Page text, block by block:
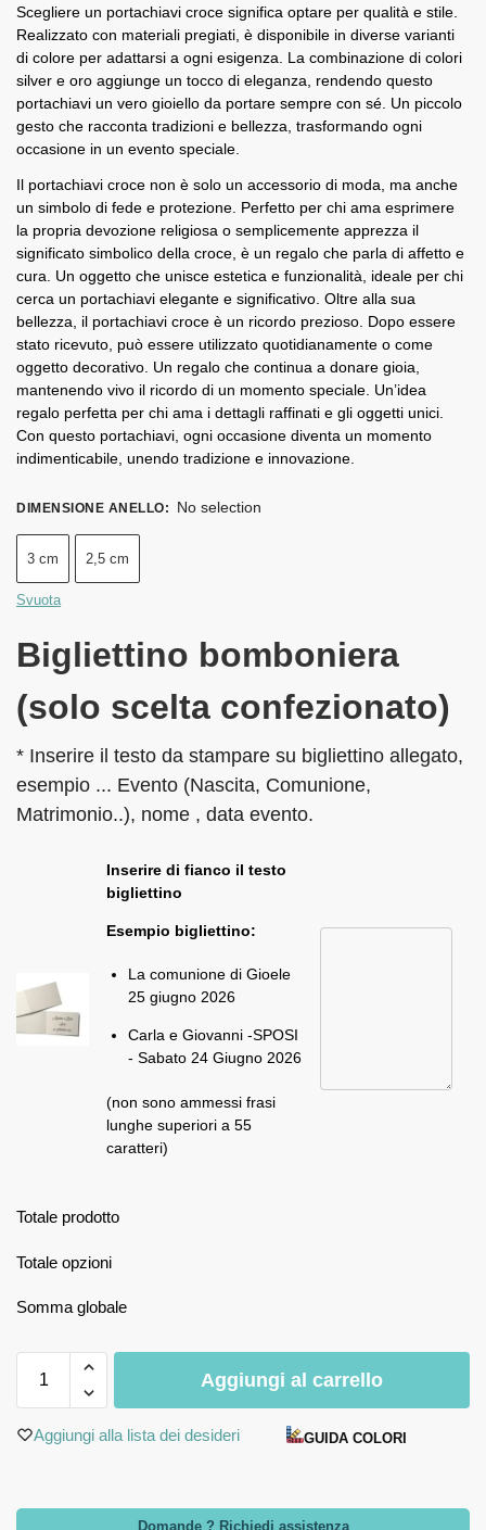
Scegliere un portachiavi croce significa optare per qualità e stile.
Realizzato con materiali pregiati, è disponibile in diverse varianti
di colore per adattarsi a ogni esigenza. La combinazione di colori
silver e oro aggiunge un tocco di eleganza, rendendo questo
portachiavi un vero gioiello da portare sempre con sé. Un piccolo
gesto che racconta tradizioni e bellezza, trasformando ogni
occasione in un evento speciale.
Il portachiavi croce non è solo un accessorio di moda, ma anche
un simbolo di fede e protezione. Perfetto per chi ama esprimere
la propria devozione religiosa o semplicemente apprezza il
significato simbolico della croce, è un regalo che parla di affetto e
cura. Un oggetto che unisce estetica e funzionalità, ideale per chi
cerca un portachiavi elegante e significativo. Oltre alla sua
bellezza, il portachiavi croce è un ricordo prezioso. Dopo essere
stato ricevuto, può essere utilizzato quotidianamente o come
oggetto decorativo. Un regalo che continua a donare gioia,
mantenendo vivo il ricordo di un momento speciale. Un’idea
regalo perfetta per chi ama i dettagli raffinati e gli oggetti unici.
Con questo portachiavi, ogni occasione diventa un momento
indimenticabile, unendo tradizione e innovazione.
DIMENSIONE ANELLO: No selection
3 cm 2,5 cm
Svuota
Bigliettino bomboniera
(solo scelta confezionato)
* Inserire il testo da stampare su bigliettino allegato,
esempio ... Evento (Nascita, Comunione,
Matrimonio..), nome , data evento.
Inserire di fianco il testo
bigliettino
Esempio bigliettino:
La comunione di Gioele
25 giugno 2026
Carla e Giovanni -SPOSI
- Sabato 24 Giugno 2026
(non sono ammessi frasi
lunghe superiori a 55
caratteri)
Totale prodotto
Totale opzioni
Somma globale
Aggiungi al carrello
Aggiungi alla lista dei desideri GUIDA COLORI